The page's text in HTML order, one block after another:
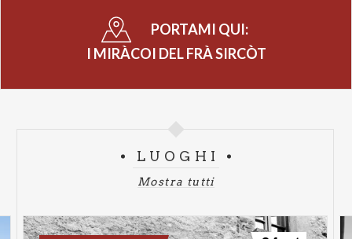
PORTAMI QUI:
I MIRÀCOI DEL FRÀ SIRCÒT
LUOGHI
Mostra tutti